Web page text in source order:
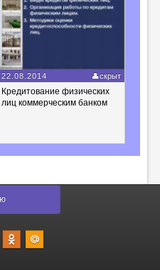
22.08.2014 скрыт
Кредитование физических
лиц коммерческим банком